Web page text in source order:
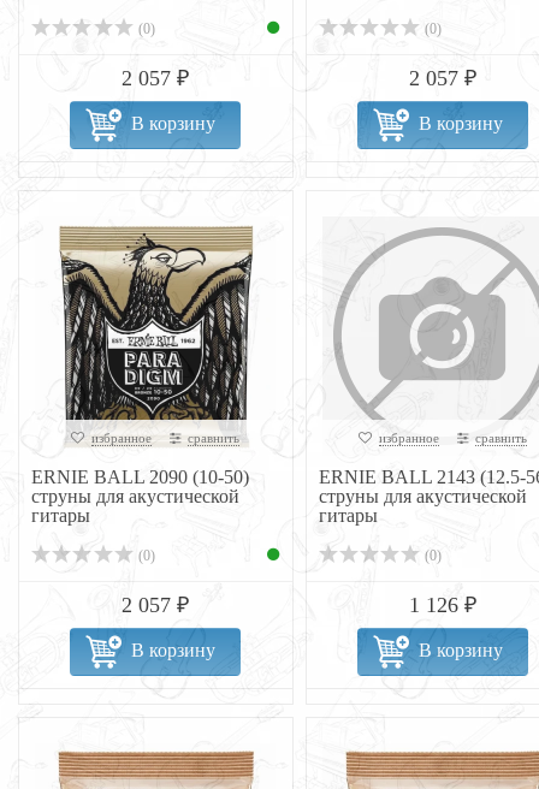
(0)
2 057 ₽
В корзину
(0)
2 057 ₽
В корзину
избранное сравнить
ERNIE BALL 2090 (10-50)
струны для акустической
гитары
(0)
2 057 ₽
В корзину
избранное сравнить
ERNIE BALL 2143 (12.5-
струны для акустической
гитары
(0)
1 126 ₽
В корзину